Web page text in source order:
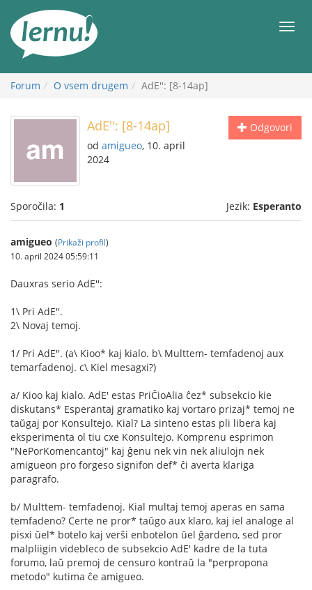
vsebini
Meni
Forum O vsem drugem AdE'': [8-14ap]
Odgovori
AdE'': [8-14ap]
od amigueo, 10. april
2024
Sporočila: 1 Jezik: Esperanto
amigueo (Prikaži profil)
10. april 2024 05:59:11
Dauxras serio AdE'':
1\ Pri AdE''.
2\ Novaj temoj.
1/ Pri AdE''. (a\ Kioo* kaj kialo. b\ Multtem- temfadenoj aux
temarfadenoj. c\ Kiel mesagxi?)
a/ Kioo kaj kialo. AdE' estas PriĈioAlia ĉez* subsekcio kie
diskutans* Esperantaj gramatiko kaj vortaro prizaj* temoj ne
taŭgaj por Konsultejo. Kial? La sinteno estas pli libera kaj
eksperimenta ol tiu cxe Konsultejo. Komprenu esprimon
"NePorKomencantoj" kaj ĝenu nek vin nek aliulojn nek
amigueon pro forgeso signifon def* ĉi averta klariga
paragrafo.
b/ Multtem- temfadenoj. Kial multaj temoj aperas en sama
temfadeno? Certe ne pror* taŭgo aux klaro, kaj iel analoge al
pisxi ŭel* botelo kaj verŝi enbotelon ŭel ĝardeno, sed pror
malpliigin videbleco de subsekcio AdE' kadre de la tuta
forumo, laŭ premoj de censuro kontraŭ la "perpropona
metodo" kutima ĉe amigueo.